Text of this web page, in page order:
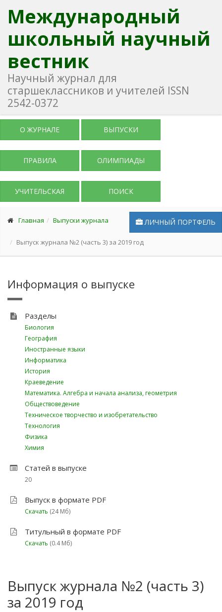
Международный
школьный научный
вестник
Научный журнал для
старшеклассников и учителей ISSN
2542-0372
О ЖУРНАЛЕ ВЫПУСКИ
ПРАВИЛА ОЛИМПИАДЫ
УЧИТЕЛЬСКАЯ ПОИСК
ЛИЧНЫЙ ПОРТФЕЛЬ
Главная Выпуски журнала
Выпуск журнала №2 (часть 3) за 2019 год
Информация о выпуске
Разделы
Биология
География
Иностранные языки
Информатика
История
Краеведение
Математика. Алгебра и начала анализа, геометрия
Обществоведение
Техническое творчество и изобретательство
Технология
Физика
Химия
Статей в выпуске
20
Выпуск в формате PDF
Скачать (24 Мб)
Титульный в формате PDF
Скачать (0.4 Мб)
Выпуск журнала №2 (часть 3)
за 2019 год